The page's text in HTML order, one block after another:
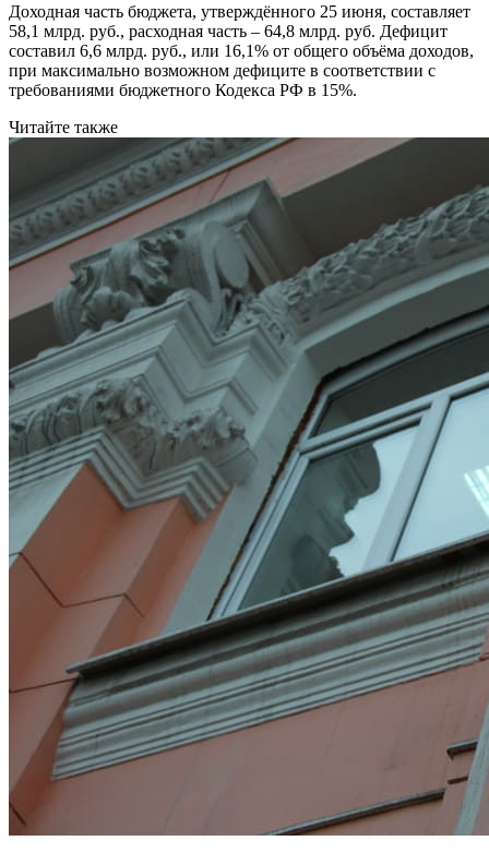
Доходная часть бюджета, утверждённого 25 июня, составляет
58,1 млрд. руб., расходная часть – 64,8 млрд. руб. Дефицит
составил 6,6 млрд. руб., или 16,1% от общего объёма доходов,
при максимально возможном дефиците в соответствии с
требованиями бюджетного Кодекса РФ в 15%.
Читайте также